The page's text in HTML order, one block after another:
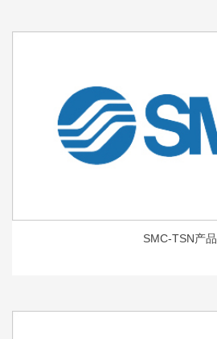
SMC-TSN产品